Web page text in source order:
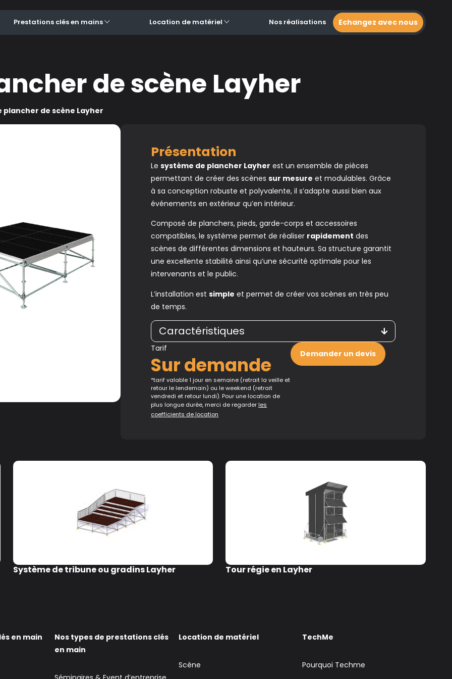
Prestations clés en mains Location de matériel Nos réalisations Echangez avec nous
de scène Layher
plancher de scène Layher
Présentation
Lesystème de plancher Layher est un ensemble de pièces
permettant de créer des scènessur mesure et modulables. Grâce
à sa conception robuste et polyvalente, il s’adapte aussi bien aux
événements en extérieur qu’en intérieur.
Composé de planchers, pieds, garde-corps et accessoires
compatibles, le système permet de réaliser rapidement des
scènes de différentes dimensions et hauteurs. Sa structure garantit
une excellente stabilité ainsi qu’une sécurité optimale pour les
intervenants et le public.
L’installation estsimple et permet de créer vos scènes en très peu
de temps.
Caractéristiques
Tarif
Sur demande
*tarif valable 1 jour en semaine (retrait la veille et
retour le lendemain) ou le weekend (retrait
vendredi et retour lundi). Pour une location de
plus longue durée, merci de regarder les
coefficients de location
Demander un devis
Système de tribune ou gradins Layher Tour régie en Layher
en main
Nos types de prestations clés
en main
Location de matériel
Scène
TechMe
Pourquoi Techme